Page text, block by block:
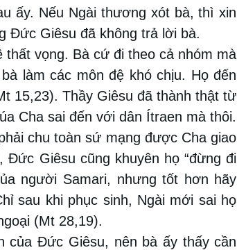
ấy. Nếu Ngài thương xót bà, thì xin
Đức Giêsu đã không trả lời bà.
vọng. Bà cứ đi theo cả nhóm mà
làm các môn đệ khó chịu. Họ đến
15,23). Thầy Giêsu đã thành thật từ
Cha sai đến với dân Ítraen mà thôi.
chu toàn sứ mạng được Cha giao
Giêsu cũng khuyên họ “đừng đi
người Samari, nhưng tốt hơn hãy
sau khi phục sinh, Ngài mới sai họ
(Mt 28,19).
của Đức Giêsu, nên bà ấy thấy cần